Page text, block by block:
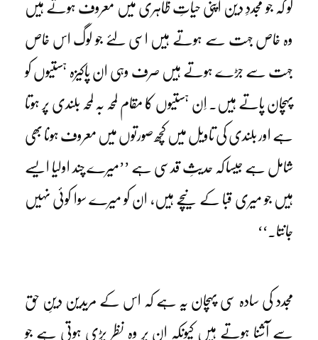
گو کہ جو مجددِ دین اپنی حیاتِ ظاہری میں معروف ہوتے ہیں
وہ خاص جہت سے ہوتے ہیں اسی لئے جو لوگ اس خاص
جہت سے جڑے ہوتے ہیں صرف وہی ان پاکیزہ ہستیوں کو
پہچان پاتے ہیں۔ اِن ہستیوں کا مقام لمحہ بہ لمحہ بلندی پر ہوتا
ہے اور بلندی کی تاویل میں کچھ صورتوں میں معروف ہونا بھی
شامل ہے جیسا کہ حدیثِ قدسی ہے ’’میرے چند اولیا ایسے
ہیں جو میری قبا کے نیچے ہیں، ان کو میرے سوا کوئی نہیں
جانتا۔‘‘
مجدد کی سادہ سی پہچان یہ ہے کہ اس کے مریدین دینِ حق
سے آشنا ہوتے ہیں کیونکہ ان پر وہ نظر پڑی ہوتی ہے جو